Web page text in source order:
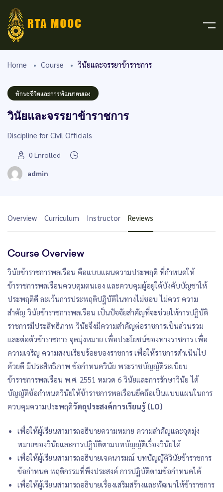
Home Course วินัยและจรรยาข้าราชการ
ทักษะชีวิตและการพัฒนาตนเอง
วินัยและจรรยาข้าราชการ
Discipline for Civil Officials
0 Enrolled
admin
Overview Curriculum Instructor Reviews
Course Overview
วินัยข้าราชการพลเรือน คือแบบแผนความประพฤติ ที่กำหนดให้
ข้าราชการพลเรือนควบคุมตนเอง และควบคุมผู้อยู่ใต้บังคับบัญชาให้
ประพฤติดี ละเว้นการประพฤติปฏิบัติในทางไม่ชอบ ไม่ควร ความ
สำคัญ วินัยข้าราชการพลเรือน เป็นปัจจัยสำคัญที่จะช่วยให้การปฏิบัติ
ราชการมีประสิทธิภาพ วินัยจึงมีความสำคัญต่อราชการเป็นส่วนรวม
และต่อตัวข้าราชการ จุดมุ่งหมาย เพื่อประโยชน์ของทางราชการ เพื่อ
ความเจริญ ความสงบเรียบร้อยของราชการ เพื่อให้ราชการดำเนินไป
ด้วยดี มีประสิทธิภาพ ข้อกำหนดวินัย พระราชบัญญัติระเบียบ
ข้าราชการพลเรือน พ.ศ. 2551 หมวด 6 วินัยและการรักษาวินัย ได้
บัญญัติข้อกำหนดวินัยให้ข้าราชการพลเรือนยึดถือเป็นแบบแผนในการ
ควบคุมความประพฤติวัตถุประสงค์การเรียนรู้ (LO)
เพื่อให้ผู้เรียนสามารถอธิบายความหมาย ความสำคัญและจุดมุ่ง
หมายของวินัยและการปฏิบัติตามบทบัญญัติเรื่องวินัยได้
เพื่อให้ผู้เรียนสามารถอธิบายเจตนารมณ์ บทบัญญัติวินัยข้าราชการ
ข้อกำหนด พฤติกรรมที่พึงประสงค์ การปฏิบัติตามข้อกำหนดได้
เพื่อให้ผู้เรียนสามารถอธิบายเรื่องเสริมสร้างและพัฒนาให้ข้าราชการ